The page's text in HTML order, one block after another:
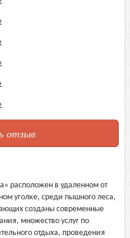
отзыв
расположен в удаленном от
уголке, среди пышного леса,
созданы современные
множество услуг по
отдыха, проведения